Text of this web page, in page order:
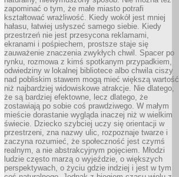
zapominać o tym, że małe miasto potrafi
kształtować wrażliwość. Kiedy wokół jest mniej
hałasu, łatwiej usłyszeć samego siebie. Kiedy
przestrzeń nie jest przesycona reklamami,
ekranami i pośpiechem, prostsze staje się
zauważenie znaczenia zwykłych chwil. Spacer po
rynku, rozmowa z kimś spotkanym przypadkiem,
odwiedziny w lokalnej bibliotece albo chwila ciszy
nad pobliskim stawem mogą mieć większą wartość
niż najbardziej widowiskowe atrakcje. Nie dlatego,
że są bardziej efektowne, lecz dlatego, że
zostawiają po sobie coś prawdziwego. W małym
mieście dorastanie wygląda inaczej niż w wielkim
świecie. Dziecko szybciej uczy się orientacji w
przestrzeni, zna nazwy ulic, rozpoznaje twarze i
zaczyna rozumieć, że społeczność jest czymś
realnym, a nie abstrakcyjnym pojęciem. Młodzi
ludzie często marzą o wyjeździe, o większych
perspektywach, o życiu gdzie indziej i jest w tym